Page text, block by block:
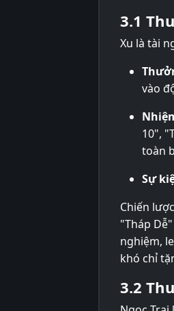
3.1
Xu là tài
vào
10",
toàn
Sự
Chiến
"Tháp
nghiệm,
khó chỉ
3.2